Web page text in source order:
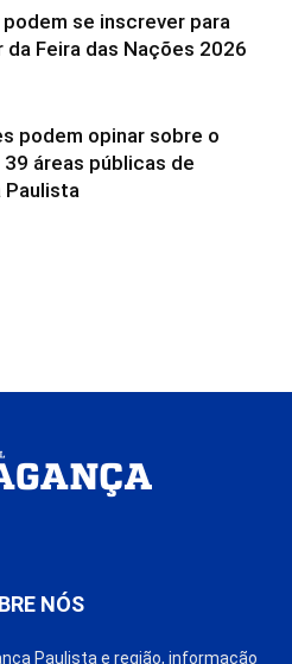
se inscrever para
Feira das Nações 2026
podem opinar sobre o
áreas públicas de
Paulista
NÓS
Paulista e região, informação